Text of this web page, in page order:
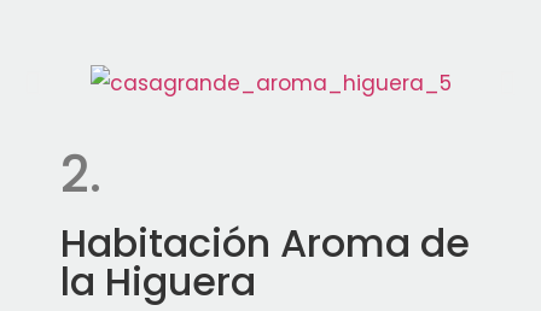
2.
Habitación Aroma de
la Higuera